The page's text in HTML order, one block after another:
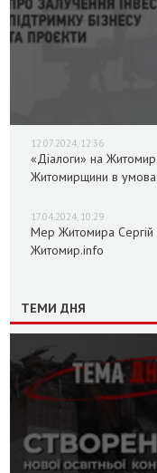
12.07.2024, 12:36
«Діалоги» на
Житомирщини в
17.04.2024, 10:29
Мер Житомира Сергій
Житомир.info
ТЕМИ ДНЯ